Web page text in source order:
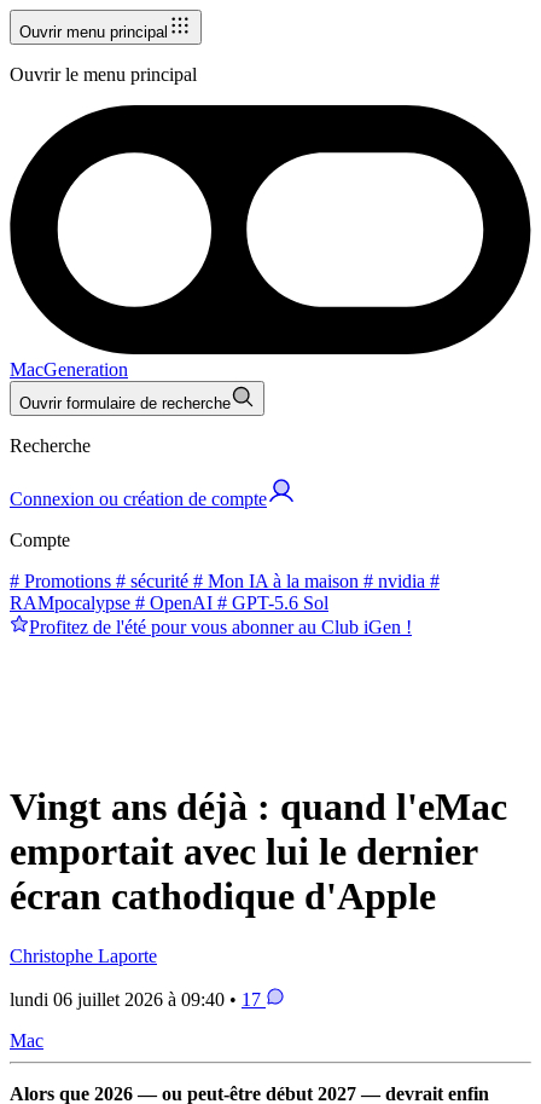
Ouvrir menu principal
Ouvrir le menu principal
MacGeneration
Ouvrir formulaire de recherche
Recherche
Connexion ou création de compte
Compte
# Promotions # sécurité # Mon IA à la maison # nvidia #
RAMpocalypse # OpenAI # GPT-5.6 Sol
Profitez de l'été pour vous abonner au Club iGen !
Vingt ans déjà : quand l'eMac
emportait avec lui le dernier
écran cathodique d'Apple
Christophe Laporte
lundi 06 juillet 2026 à 09:40 • 17
Mac
Alors que 2026 — ou peut-être début 2027 — devrait enfin